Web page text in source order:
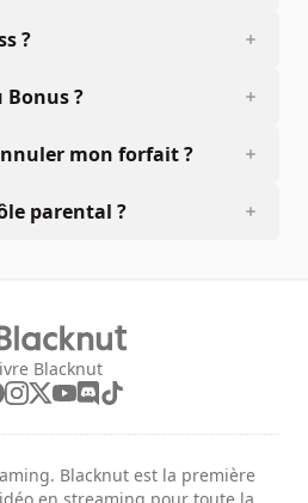
?
Bonus ?
mon forfait ?
parental ?
Blacknut
Blacknut est la première